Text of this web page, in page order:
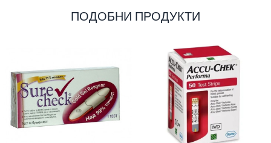
ПОДОБНИ ПРОДУКТИ